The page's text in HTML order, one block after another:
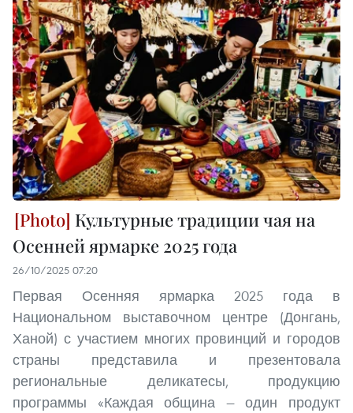
Культурные традиции чая на
Осенней ярмарке 2025 года
26/10/2025 07:20
Первая Осенняя ярмарка 2025 года в
Национальном выставочном центре (Донгань,
Ханой) с участием многих провинций и городов
страны представила и презентовала
региональные деликатесы, продукцию
программы «Каждая община — один продукт